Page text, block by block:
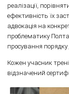
реалізації,
ефективність їх
адвокація на
проблематику
просування порядку
Кожен учасник
відзначений